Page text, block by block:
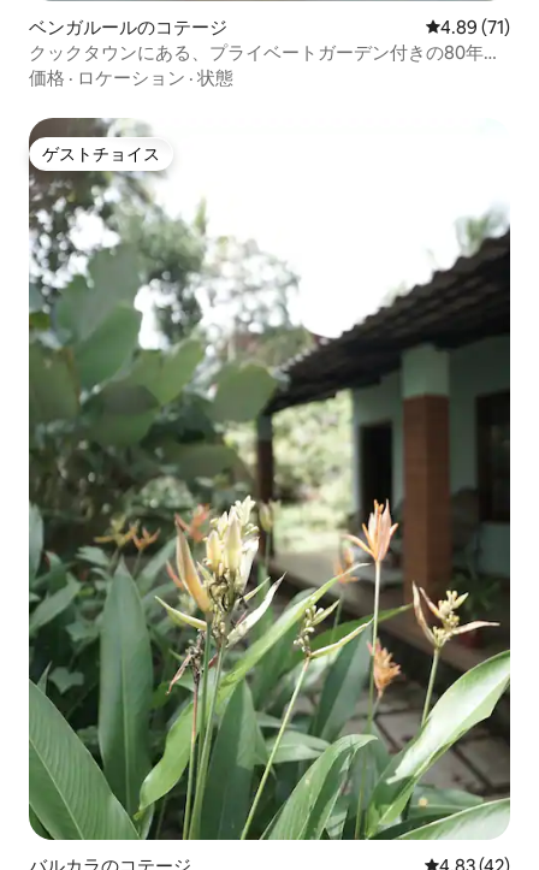
ベンガルールのコテージ レビュー71
4.89 (71)
クックタウンにある、プライベートガーデン付きの80年の
歴史を持つ居心地の良いコテージ。
価格 · ロケーション · 状態
ゲストチョイス
ゲストチョイス